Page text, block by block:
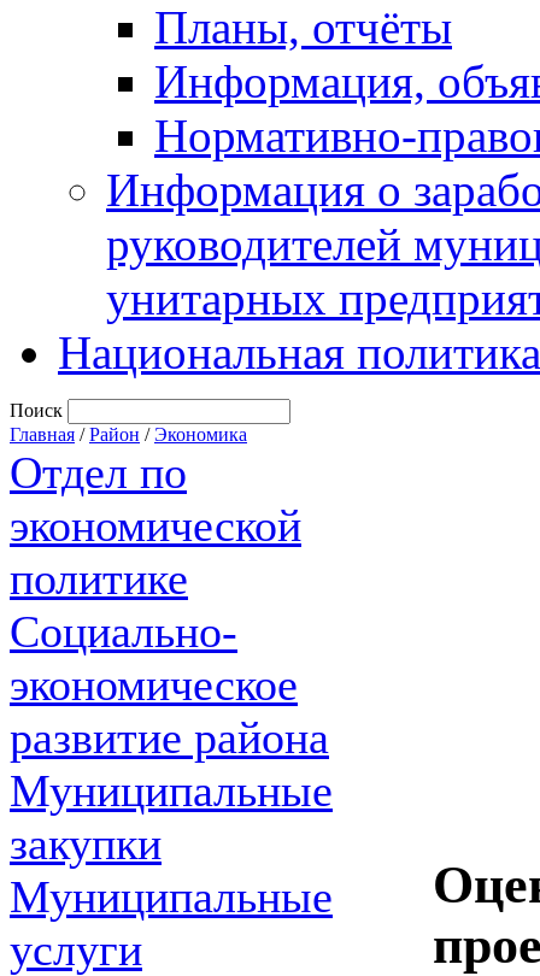
Планы, отчёты
Информация,
Нормативно-
Информация о
руководителей
унитарных
Национальная политика
Поиск
Главная /Район /Экономика
Отдел по
экономической
политике
Социально-
экономическое
развитие района
Муниципальные
закупки
Муниципальные
услуги